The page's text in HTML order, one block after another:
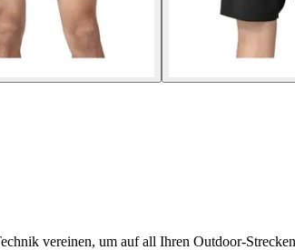
vereinen, um auf all Ihren Outdoor-